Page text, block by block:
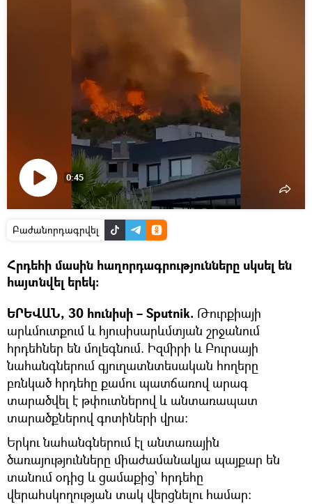
0:45
Բաժանորդագրվել
Հրդեհի մասին հաղորդագրությունները սկսել են
հայտնվել երեկ։
ԵՐԵՎԱՆ, 30 հունիսի – Sputnik. Թուրքիայի
արևմուտքում և հյուսիսարևմտյան շրջանում
հրդեհներ են մոլեգնում. Իզմիրի և Բուրսայի
նահանգներում գյուղատնտեսական հողերը
բռնկած հրդեհը քամու պատճառով արագ
տարածվել է թփուտներով և անտառապատ
տարածքներով գոտիների վրա։
Երկու նահանգներում էլ անտառային
ծառայությունները միաժամանակյա պայքար են
տանում օդից և ցամաքից՝ հրդեհը
վերահսկողության տակ վերցնելու համար։